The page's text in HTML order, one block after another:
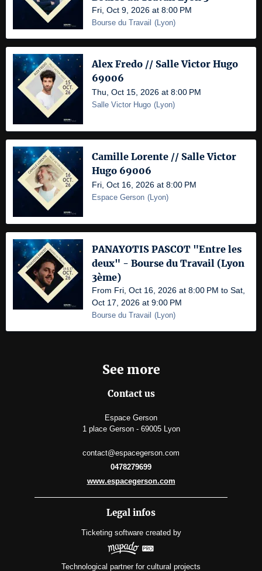
Fri, Oct 9, 2026 at 8:00 PM
Bourse du Travail ( Lyon)
Alex Fredo // Salle Victor Hugo
69006
Thu, Oct 15, 2026 at 8:00 PM
Salle Victor Hugo ( Lyon)
Camille Lorente // Salle Victor
Hugo 69006
Fri, Oct 16, 2026 at 8:00 PM
Espace Gerson ( Lyon)
PANAYOTIS PASCOT "Entre les
deux" - Bourse du Travail (Lyon
3ème)
From Fri, Oct 16, 2026 at 8:00 PM to Sat,
Oct 17, 2026 at 9:00 PM
Bourse du Travail ( Lyon)
See more
Contact us
Espace Gerson
1 place Gerson - 69005 Lyon
contact@espacegerson.com
0478279699
www.espacegerson.com
Legal infos
Ticketing software created by
Technological partner for cultural projects